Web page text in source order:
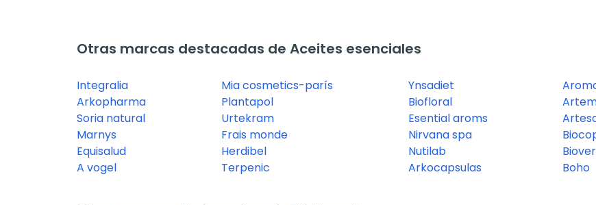
Otras marcas destacadas de Aceites esenciales
Integralia
Arkopharma
Soria natural
Marnys
Equisalud
A vogel
Mia cosmetics-parís
Plantapol
Urtekram
Frais monde
Herdibel
Terpenic
Ynsadiet
Biofloral
Esential aroms
Nirvana spa
Nutilab
Arkocapsulas
Biover
Boho